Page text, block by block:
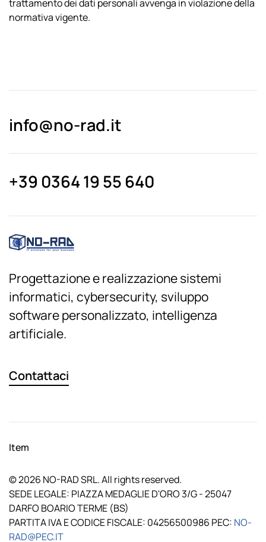
trattamento dei dati personali avvenga in violazione della
normativa vigente.
info@no-rad.it
+39 0364 19 55 640
Progettazione e realizzazione sistemi
informatici, cybersecurity, sviluppo
software personalizzato, intelligenza
artificiale.
Contattaci
Item
©2026 NO-RAD SRL. All rights reserved.
SEDE LEGALE: PIAZZA MEDAGLIE D'ORO 3/G - 25047
DARFO BOARIO TERME (BS)
PARTITA IVA E CODICE FISCALE: 04256500986 PEC: NO-
RAD@PEC.IT